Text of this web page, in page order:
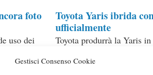
Gestisci Consenso Cookie
foto
uso dei
Toyota Yaris ibrida
ufficialmente
Toyota produrrà la Yaris
ibrida e lancerà sul
Categorie
Toyota